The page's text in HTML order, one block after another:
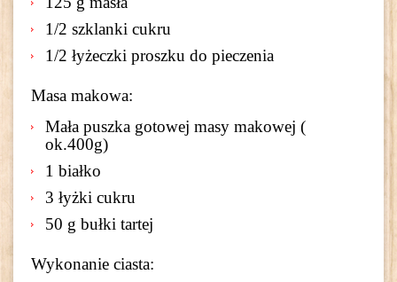
1/2 szklanki cukru
1/2 łyżeczki proszku do pieczenia
Masa makowa:
Mała puszka gotowej masy makowej (
ok.400g)
1 białko
3 łyżki cukru
50 g bułki tartej
Wykonanie ciasta: